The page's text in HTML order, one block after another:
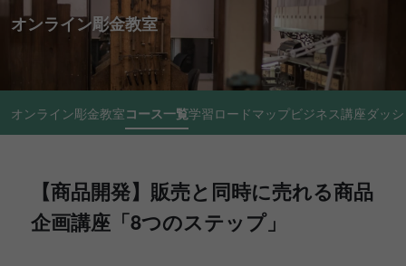
オンライン彫金教室
オンライン彫金教室コース一覧学習ロードマップビジネス講座ダッ
【商品開発】販売と同時に売れる商品
企画講座「8つのステップ」